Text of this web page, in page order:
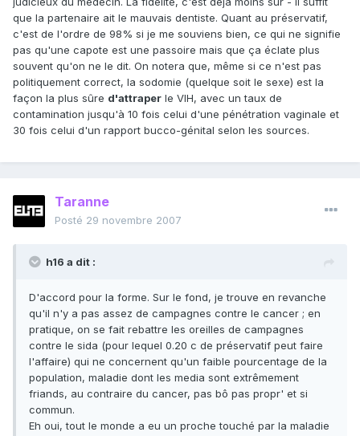
que la partenaire ait le mauvais dentiste. Quant au préservatif,
c'est de l'ordre de 98% si je me souviens bien, ce qui ne signifie
pas qu'une capote est une passoire mais que ça éclate plus
souvent qu'on ne le dit. On notera que, même si ce n'est pas
politiquement correct, la sodomie (quelque soit le sexe) est la
façon la plus sûre d'attraper le VIH, avec un taux de
contamination jusqu'à 10 fois celui d'une pénétration vaginale et
30 fois celui d'un rapport bucco-génital selon les sources.
Taranne
Posté 29 novembre 2007
h16 a dit :
D'accord pour la forme. Sur le fond, je trouve en revanche
qu'il n'y a pas assez de campagnes contre le cancer ; en
pratique, on se fait rebattre les oreilles de campagnes
contre le sida (pour lequel 0.20 c de préservatif peut faire
l'affaire) qui ne concernent qu'un faible pourcentage de la
population, maladie dont les media sont extrêmement
friands, au contraire du cancer, pas bô pas propr' et si
commun.
Eh oui, tout le monde a eu un proche touché par la maladie